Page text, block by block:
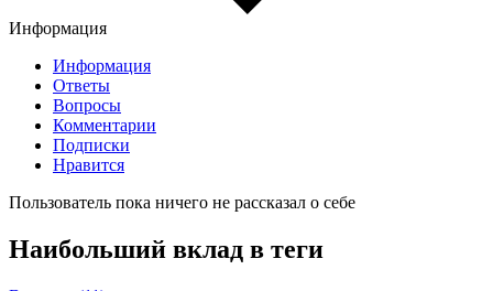
Информация
Информация
Ответы
Вопросы
Комментарии
Подписки
Нравится
Пользователь пока ничего не рассказал о себе
Наибольший вклад в теги